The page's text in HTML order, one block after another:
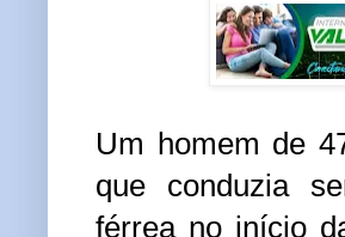
Um homem de
que conduzia
férrea no início